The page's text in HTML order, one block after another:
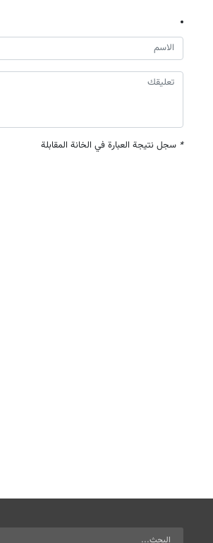
* سجل نتيجة العبارة في الخانة المقابلة